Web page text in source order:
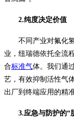
2.纯度决定价值
不同产业对氟化
业，纽瑞德依托全流
合标准气体。我们通
艺，有效抑制活性气
出厂到终端应用的精准
3.应急与防护的“